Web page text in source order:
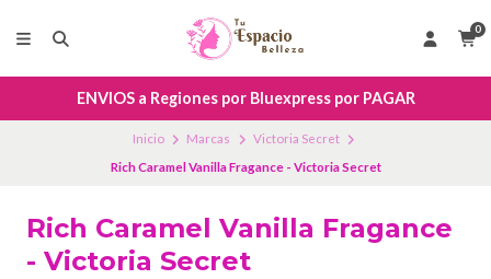
0
ENVIOS a Regiones por Bluexpress por PAGAR
Inicio Marcas
Victoria Secret
Rich Caramel Vanilla Fragance - Victoria Secret
Rich Caramel Vanilla Fragance
- Victoria Secret